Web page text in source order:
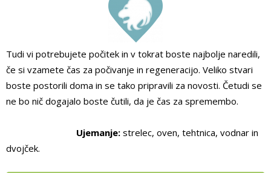
Tudi vi potrebujete počitek in v tokrat boste najbolje naredili,
če si vzamete čas za počivanje in regeneracijo. Veliko stvari
boste postorili doma in se tako pripravili za novosti. Četudi se
ne bo nič dogajalo boste čutili, da je čas za spremembo.
Ujemanje: strelec, oven, tehtnica, vodnar in
dvojček.